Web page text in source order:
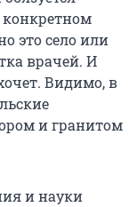
конкретном
это село или
врачей. И
Видимо, в
и гранитом
и науки